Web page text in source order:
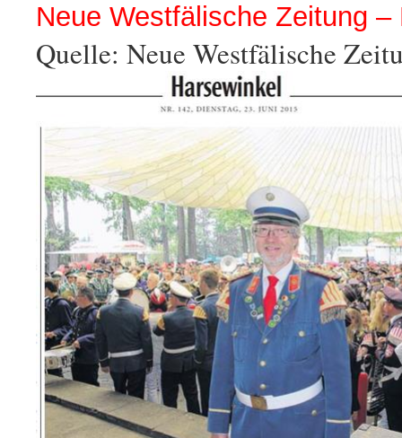
Neue Westfälische Zeitung
Quelle: Neue Westfälische